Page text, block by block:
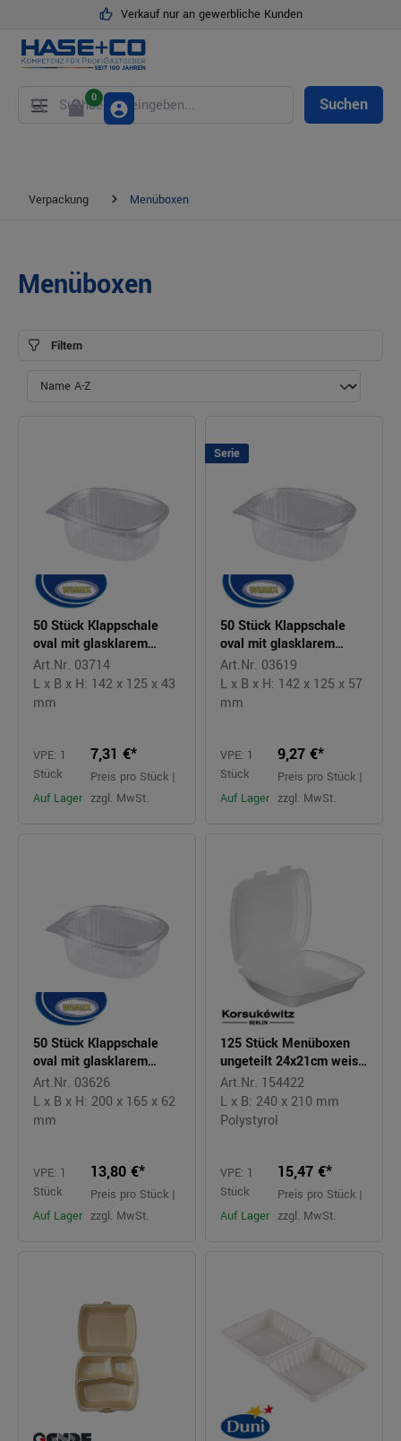
Verkauf nur an gewerbliche Kunden
Suchen
0
Verpackung Menüboxen
Menüboxen
Filtern
50 Stück Klappschale
oval mit glasklarem
Deckel 375ml RIPBOX
Art.Nr. 03714
L x B x H: 142 x 125 x 43
mm
VPE: 1
Stück
Auf Lager
7,31 €*
Preis pro Stück |
zzgl. MwSt.
Serie
50 Stück Klappschale
oval mit glasklarem
Deckel 500ml RIPBOX
Art.Nr. 03619
L x B x H: 142 x 125 x 57
mm
VPE: 1
Stück
Auf Lager
9,27 €*
Preis pro Stück |
zzgl. MwSt.
50 Stück Klappschale
oval mit glasklarem
Deckel 1000ml RIPBOX
Art.Nr. 03626
L x B x H: 200 x 165 x 62
mm
VPE: 1
Stück
Auf Lager
13,80 €*
Preis pro Stück |
zzgl. MwSt.
125 Stück Menüboxen
ungeteilt 24x21cm weiss
OMB1 Doppellasche
Art.Nr. 154422
L x B: 240 x 210 mm
Polystyrol
VPE: 1
Stück
Auf Lager
15,47 €*
Preis pro Stück |
zzgl. MwSt.